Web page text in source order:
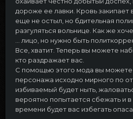
дороже ее лавки. Кровь закипает
еще не остыл, но бдительная
разгуляться вольнице. Как же
... лицо, но нужно быть
Все, хватит. Теперь вы можете
кто раздражает вас.
С помощью этого мода вы можете
персонажа исходно мирного по
избиваемый будет ныть,
вероятно попытается сбежать и
времени будет вас избегать